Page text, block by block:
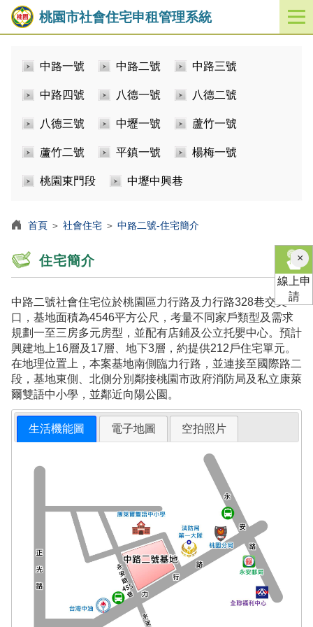
桃園市社會住宅申租管理系統
開
啟
中路一號 中路二號 中路三號
中路四號 八德一號 八德二號
八德三號 中壢一號 蘆竹一號
蘆竹二號 平鎮一號 楊梅一號
桃園東門段 中壢中興巷
首頁 ＞ 社會住宅 ＞ 中路二號-住宅簡介
住宅簡介
中路二號社會住宅位於桃園區力行路及力行路328巷交叉
口，基地面積為4546平方公尺，考量不同家戶類型及需求
規劃一至三房多元房型，並配有店鋪及公立托嬰中心。預計
興建地上16層及17層、地下3層，約提供212戶住宅單元。
在地理位置上，本案基地南側臨力行路，並連接至國際路二
段，基地東側、北側分別鄰接桃園市政府消防局及私立康萊
爾雙語中小學，並鄰近向陽公園。
生活機能圖 電子地圖 空拍照片
×關
閉
線上申
請